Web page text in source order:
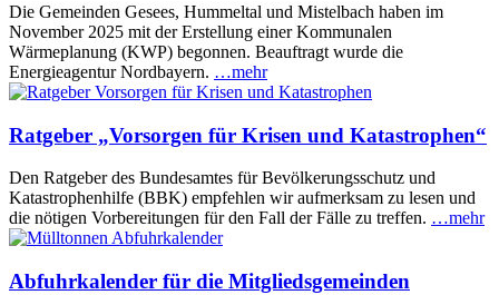
Die Gemeinden Gesees, Hummeltal und Mistelbach haben im
November 2025 mit der Erstellung einer Kommunalen
Wärmeplanung (KWP) begonnen. Beauftragt wurde die
Energieagentur Nordbayern. …mehr
Ratgeber „Vorsorgen für Krisen und Katastrophen“
Den Ratgeber des Bundesamtes für Bevölkerungsschutz und
Katastrophenhilfe (BBK) empfehlen wir aufmerksam zu lesen und
die nötigen Vorbereitungen für den Fall der Fälle zu treffen. …mehr
Abfuhrkalender für die Mitgliedsgemeinden